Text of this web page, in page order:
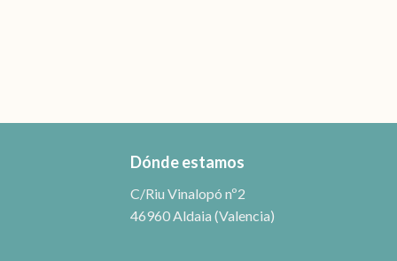
Dónde estamos
C/Riu Vinalopó nº2
46960 Aldaia (Valencia)